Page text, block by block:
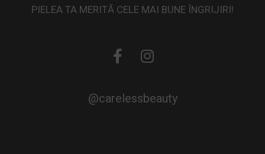
PIELEA TA MERITĂ CELE MAI BUNE ÎNGRIJIRI!
@carelessbeauty